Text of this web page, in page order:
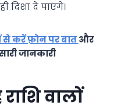
दे पाएंगे।
से करें फ़ोन पर बातऔर
जानकारी
वालों